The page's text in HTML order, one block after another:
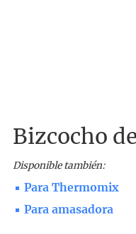
Bizcocho
Disponible también:
Para Thermomix
Para amasadora